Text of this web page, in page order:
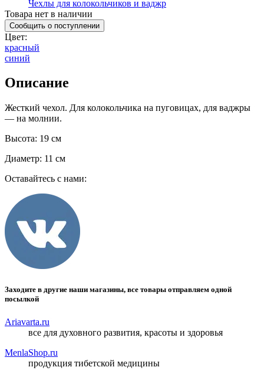
Чехлы для колокольчиков и ваджр
Товара нет в наличии
Сообщить о поступлении
Цвет:
красный
синий
Описание
Жесткий чехол. Для колокольчика на пуговицах, для ваджры
— на молнии.
Высота: 19 см
Диаметр: 11 см
Оставайтесь с нами:
Заходите в другие наши магазины, все товары отправляем одной
посылкой
Ariavarta.ru
все для духовного развития, красоты и здоровья
MenlaShop.ru
продукция тибетской медицины